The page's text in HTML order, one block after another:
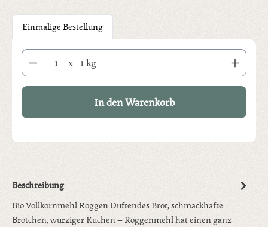
Einmalige Bestellung
Produkt Anzahl: Gib den gewünschten Wert ein oder benutze die
x 1 kg
In den Warenkorb
Beschreibung
Bio Vollkornmehl Roggen Duftendes Brot, schmackhafte
Brötchen, würziger Kuchen – Roggenmehl hat einen ganz